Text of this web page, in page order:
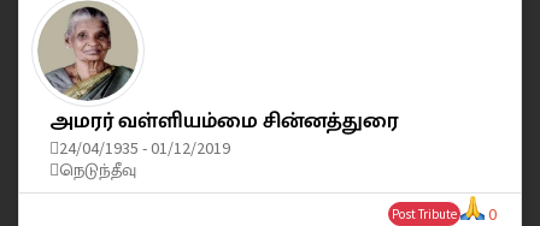
அமரர் வள்ளியம்மை சின்னத்துரை
24/04/1935 - 01/12/2019
நெடுந்தீவு
0
Post Tribute